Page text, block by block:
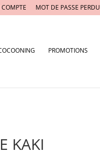
MOT DE PASSE PERDU
PROMOTIONS
KAKI